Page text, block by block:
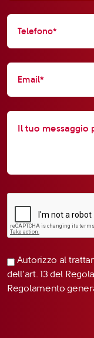
Autorizzo al
dell’art. 13 del
Regolamento